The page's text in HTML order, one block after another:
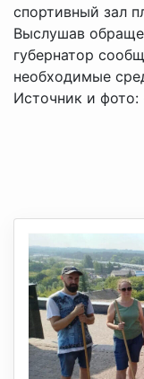
спортивный зал
Выслушав
губернатор
необходимые
Источник и фото: